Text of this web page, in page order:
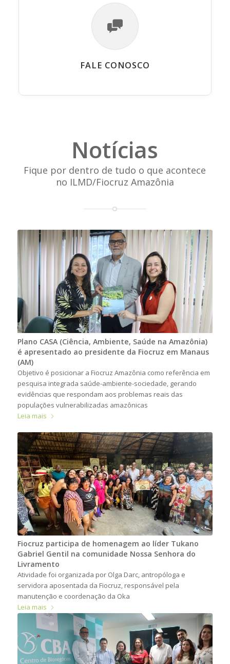
FALE CONOSCO
Notícias
Fique por dentro de tudo o que acontece
no ILMD/Fiocruz Amazônia
Plano CASA (Ciência, Ambiente, Saúde na Amazônia)
é apresentado ao presidente da Fiocruz em Manaus
(AM)
Objetivo é posicionar a Fiocruz Amazônia como referência em
pesquisa integrada saúde-ambiente-sociedade, gerando
evidências que respondam aos problemas reais das
populações vulnerabilizadas amazônicas
Leia mais
Fiocruz participa de homenagem ao líder Tukano
Gabriel Gentil na comunidade Nossa Senhora do
Livramento
Atividade foi organizada por Olga Darc, antropóloga e
servidora aposentada da Fiocruz, responsável pela
manutenção e coordenação da Oka
Leia mais